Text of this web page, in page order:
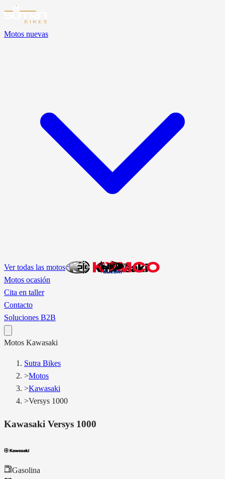
Motos nuevas
Ver todas las motos
Motos ocasión
Cita en taller
Contacto
Soluciones B2B
Motos Kawasaki
Sutra Bikes
>Motos
>Kawasaki
>Versys 1000
Kawasaki Versys 1000
Gasolina